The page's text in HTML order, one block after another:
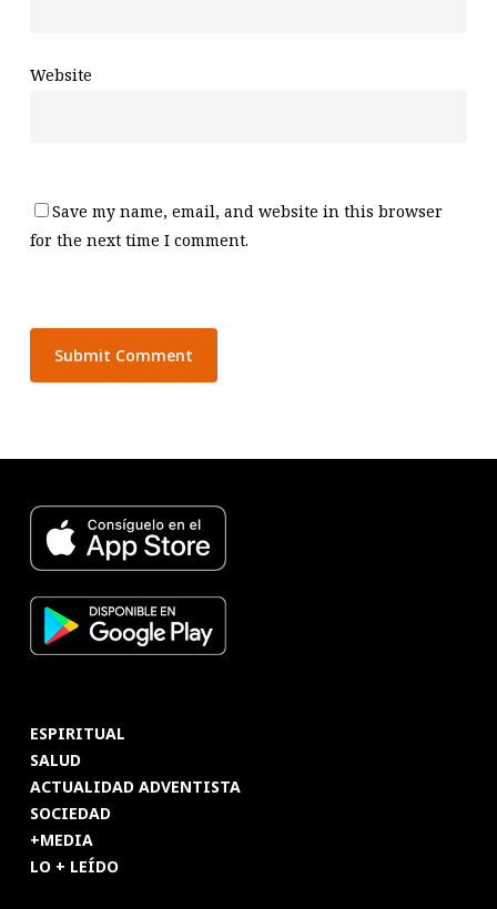
Website
Save my name, email, and website in this browser
for the next time I comment.
ESPIRITUAL
SALUD
ACTUALIDAD ADVENTISTA
SOCIEDAD
+MEDIA
LO + LEÍDO